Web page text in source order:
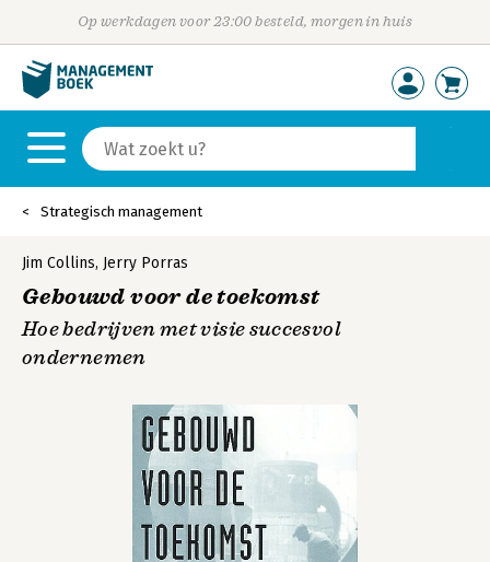
Op werkdagen voor 23:00 besteld, morgen in huis
Strategisch management
Jim Collins, Jerry Porras
Gebouwd voor de toekomst
Hoe bedrijven met visie succesvol
ondernemen